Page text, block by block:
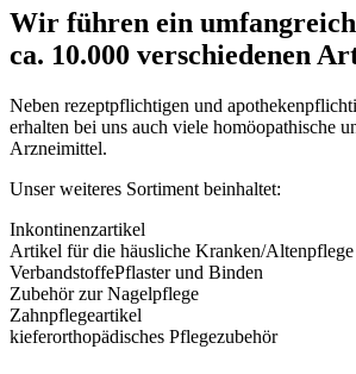
Wir führen ein
ca. 10.000 verschiedenen
Neben rezeptpflichtigen und
erhalten bei uns auch viele homöopathische
Arzneimittel.
Unser weiteres Sortiment beinhaltet:
Inkontinenzartikel
Artikel für die häusliche Kranken/Altenpflege
VerbandstoffePflaster und Binden
Zubehör zur Nagelpflege
Zahnpflegeartikel
kieferorthopädisches Pflegezubehör